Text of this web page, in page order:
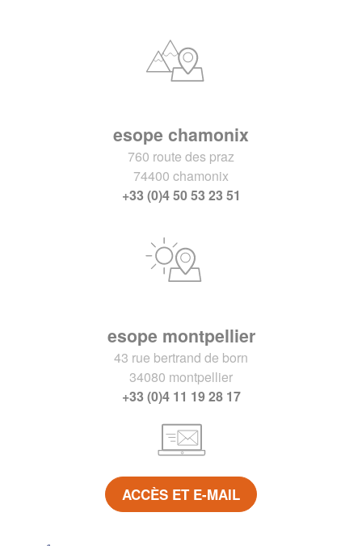
esope chamonix
760 route des praz
74400 chamonix
+33 (0)4 50 53 23 51
esope montpellier
43 rue bertrand de born
34080 montpellier
+33 (0)4 11 19 28 17
ACCÈS ET E-MAIL